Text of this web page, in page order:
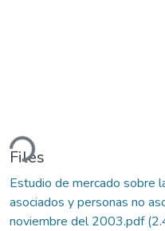
Files
Estudio de mercado sobre
asociados y personas no
noviembre del 2003.pdf